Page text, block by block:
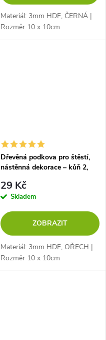
Materiál: 3mm HDF, ČERNÁ |
Rozměr 10 x 10cm
Dřevěná podkova pro štěstí,
nástěnná dekorace – kůň 2,
29 Kč
Skladem
ZOBRAZIT
Materiál: 3mm HDF, OŘECH |
Rozměr 10 x 10cm